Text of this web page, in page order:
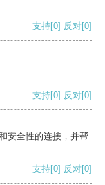
支持[0] 反对[0]
支持[0] 反对[0]
安全性的连接，并帮
支持[0] 反对[0]